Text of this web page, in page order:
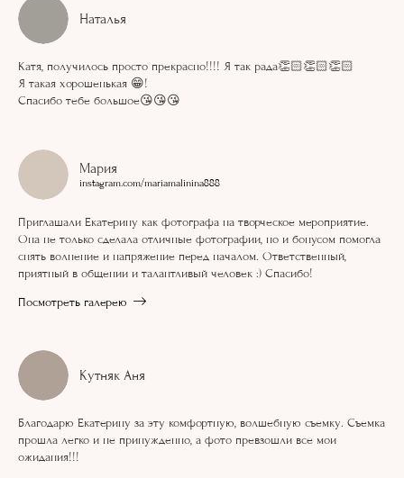
Наталья
Катя, получилось просто прекрасно!!!! Я так рада👏🏻👏🏻👏🏻
Я такая хорошенькая 😁!
Спасибо тебе большое😘😘😘
Мария
instagram.com/mariamalinina888
Приглашали Екатерину как фотографа на творческое мероприятие.
Она не только сделала отличные фотографии, но и бонусом помогла
снять волнение и напряжение перед началом. Ответственный,
приятный в общении и талантливый человек :) Спасибо!
Посмотреть галерею
Кутняк Аня
Благодарю Екатерину за эту комфортную, волшебную съемку. Съемка
прошла легко и не принужденно, а фото превзошли все мои
ожидания!!!